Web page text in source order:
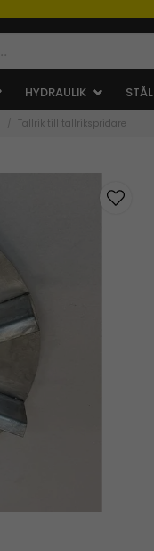
HYDRAULIK STÅL
Tallrik till tallrikspridare